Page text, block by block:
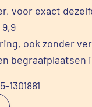
voor exact
ook zonder
begraafplaatsen